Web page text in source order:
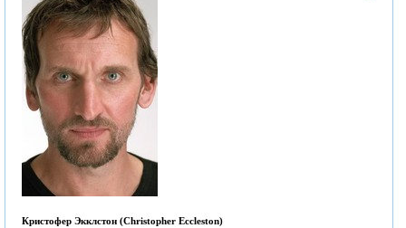
Кристофер Экклстон (Christopher Eccleston)